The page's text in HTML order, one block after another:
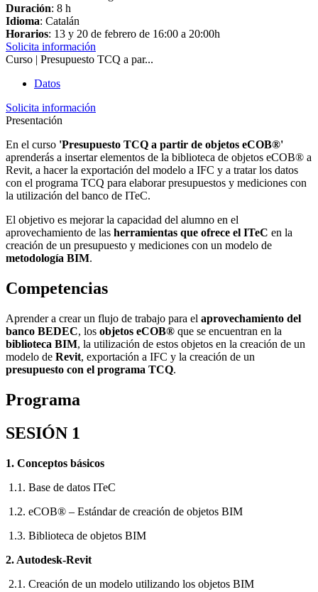
Duración: 8 h
Idioma: Catalán
Horarios: 13 y 20 de febrero de 16:00 a 20:00h
Solicita información
Curso | Presupuesto TCQ a par...
Datos
Solicita información
Presentación
En el curso 'Presupuesto TCQ a partir de objetos eCOB®'
aprenderás a insertar elementos de la biblioteca de objetos eCOB® a
Revit, a hacer la exportación del modelo a IFC y a tratar los datos
con el programa TCQ para elaborar presupuestos y mediciones con
la utilización del banco de ITeC.
El objetivo es mejorar la capacidad del alumno en el
aprovechamiento de las herramientas que ofrece el ITeC en la
creación de un presupuesto y mediciones con un modelo de
metodología BIM.
Competencias
Aprender a crear un flujo de trabajo para el aprovechamiento del
banco BEDEC, los objetos eCOB® que se encuentran en la
biblioteca BIM, la utilización de estos objetos en la creación de un
modelo de Revit, exportación a IFC y la creación de un
presupuesto con el programa TCQ.
Programa
SESIÓN 1
1. Conceptos básicos
1.1. Base de datos ITeC
1.2. eCOB® – Estándar de creación de objetos BIM
1.3. Biblioteca de objetos BIM
2. Autodesk-Revit
2.1. Creación de un modelo utilizando los objetos BIM